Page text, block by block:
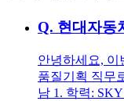
Q. 현대자동
안녕하세요, 이
품질기획 직무
남 1. 학력: